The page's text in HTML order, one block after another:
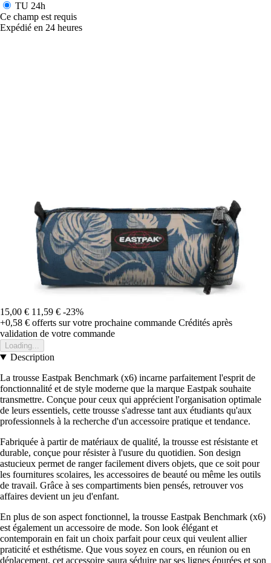
TU 24h
Ce champ est requis
Expédié en 24 heures
15,00 € 11,59 € -23%
+0,58 € offerts sur votre prochaine commande Crédités après
validation de votre commande
Loading...
Description
La trousse Eastpak Benchmark (x6) incarne parfaitement l'esprit de
fonctionnalité et de style moderne que la marque Eastpak souhaite
transmettre. Conçue pour ceux qui apprécient l'organisation optimale
de leurs essentiels, cette trousse s'adresse tant aux étudiants qu'aux
professionnels à la recherche d'un accessoire pratique et tendance.
Fabriquée à partir de matériaux de qualité, la trousse est résistante et
durable, conçue pour résister à l'usure du quotidien. Son design
astucieux permet de ranger facilement divers objets, que ce soit pour
les fournitures scolaires, les accessoires de beauté ou même les outils
de travail. Grâce à ses compartiments bien pensés, retrouver vos
affaires devient un jeu d'enfant.
En plus de son aspect fonctionnel, la trousse Eastpak Benchmark (x6)
est également un accessoire de mode. Son look élégant et
contemporain en fait un choix parfait pour ceux qui veulent allier
praticité et esthétisme. Que vous soyez en cours, en réunion ou en
déplacement, cet accessoire saura séduire par ses lignes épurées et son